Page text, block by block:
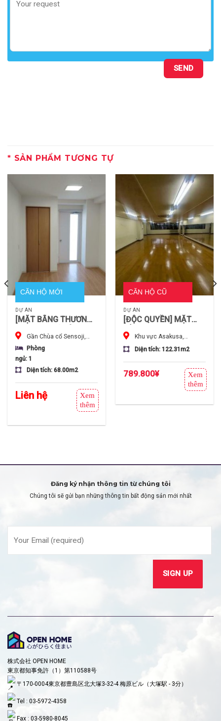
SẢN PHẨM TƯƠNG TỰ
CĂN HỘ MỚI
DỰ ÁN
[MẶT BẰNG THƯƠNG
MẠI] TỌA ĐỘ VÀNG
CẬN KỀ CHÙA
SENSOJI (ASAKUSA) –
TẦNG 10 HƯỚNG NAM
NGẬP TRÀN ÁNH
Gần Chùa cổ Sensoji,
Asakusa, Tokyo, Nhật Bản
Phòng
ngủ: 1
Diện tích: 68.00m2
Liên hệ
Xem
thêm
CĂN HỘ CŨ
DỰ ÁN
[ĐỘC QUYỀN] MẶT
BẰNG PREMIUM HƠN
122㎡ TẠI ASAKUSA –
3 PHÚT RA GA
Khu vực Asakusa,
Quận Taito-ku, Tokyo, Nhật
Diện tích: 122.31m2
789.800¥
Xem
thêm
Đăng ký nhận thông tin từ chúng tôi
Chúng tôi sẽ gửi bạn những thông tin bất động sản mới nhất
株式会社 OPEN HOME
東京都知事免許（1）第110588号
〒170-0004東京都豊島区北大塚3-32-4 梅原ビル（大塚駅 - 3分）
Tel : 03-5972-4358
Fax : 03-5980-8045